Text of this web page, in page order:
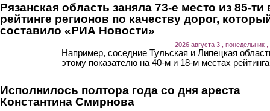
Рязанская область заняла 73-е место из 85-ти
рейтинге регионов по качеству дорог,
составило «РИА Новости»
2026 августа 3 , понедельник ,
Например, соседние Тульская и Липецкая
этому показателю на 40-м и 18-м местах
Исполнилось полтора года со дня ареста
Константина Смирнова